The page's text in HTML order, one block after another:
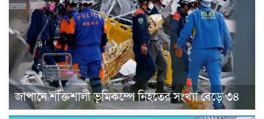
জাপানে শক্তিশালী ভূমিকম্পে নিহতের সংখ্যা বেড়ে ৩৪